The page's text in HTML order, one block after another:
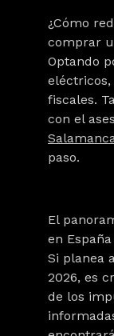
¿Cómo
comprar
Optando
fiscales.
con el
paso.
El
en
Si planea
2026, es
de los